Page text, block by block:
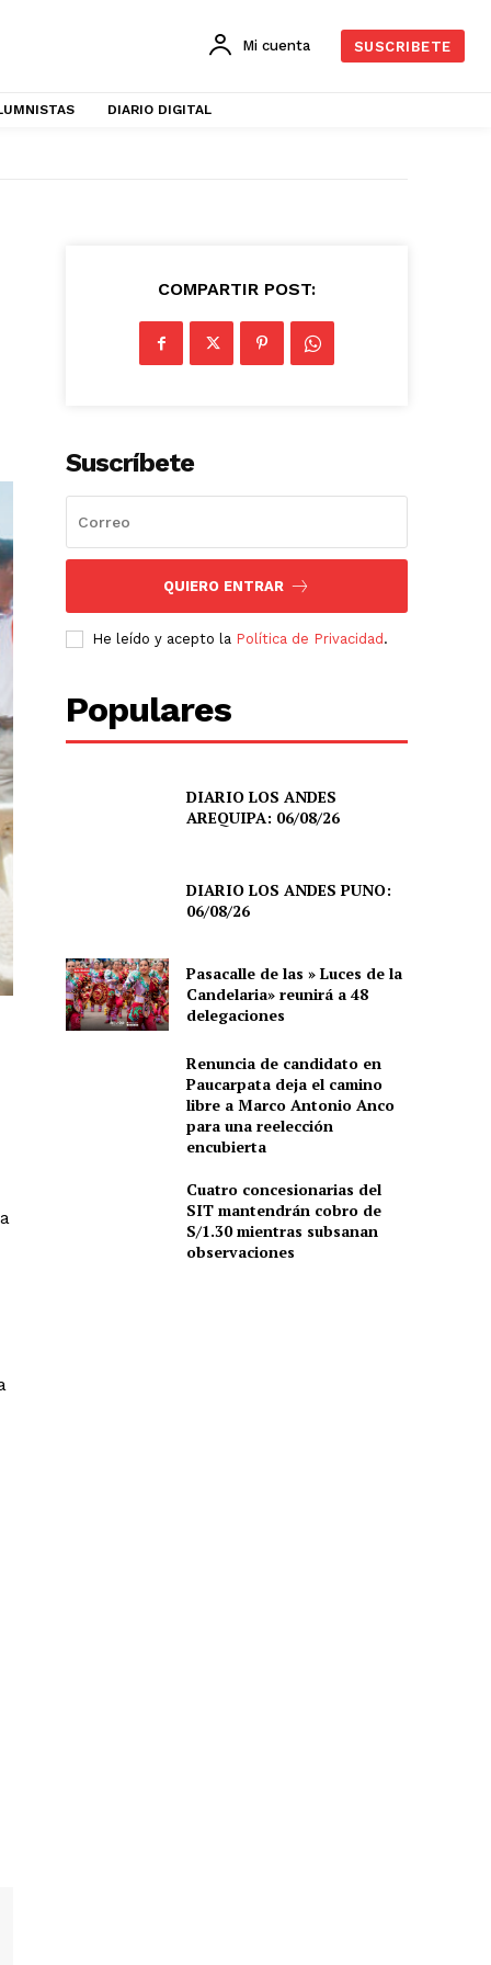
Mi cuenta SUSCRIBETE
DIARIO DIGITAL
COMPARTIR POST:
Suscríbete
QUIERO ENTRAR
He leído y acepto la Política de Privacidad .
Populares
DIARIO LOS ANDES
AREQUIPA: 06/08/26
DIARIO LOS ANDES PUNO:
06/08/26
Pasacalle de las » Luces de la
Candelaria» reunirá a 48
delegaciones
Renuncia de candidato en
Paucarpata deja el camino
libre a Marco Antonio Anco
para una reelección
encubierta
Cuatro concesionarias del
SIT mantendrán cobro de
S/1.30 mientras subsanan
observaciones